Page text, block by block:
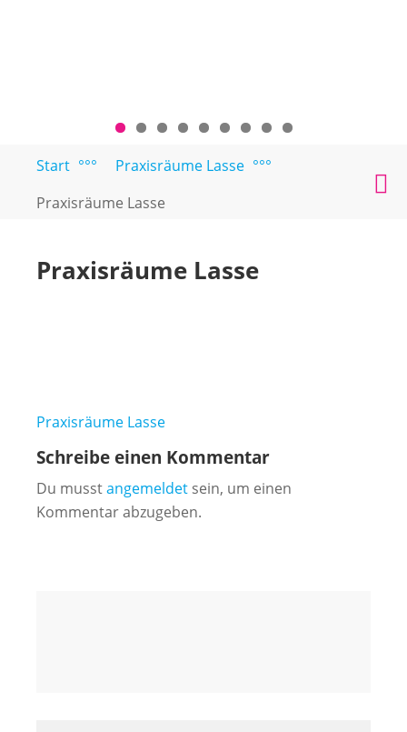
springen
PAARTEXT
Coaching
Singles
Start °°° Praxisräume Lasse °°°
Praxisräume Lasse
Praxisräume Lasse
Beitragsnavigation
Praxisräume Lasse
Schreibe einen Kommentar
Du musstangemeldet sein, um einen
Kommentar abzugeben.